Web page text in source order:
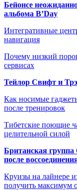
Бейонсе
альбома B’Day
Интегративные
навигация
Почему низкий
сервисах
Тейлор Свифт и
Как носимые
после тренировок
Тибетские поющие
целительной силой
Британская группа
после
Круизы на лайнере
получить максимум